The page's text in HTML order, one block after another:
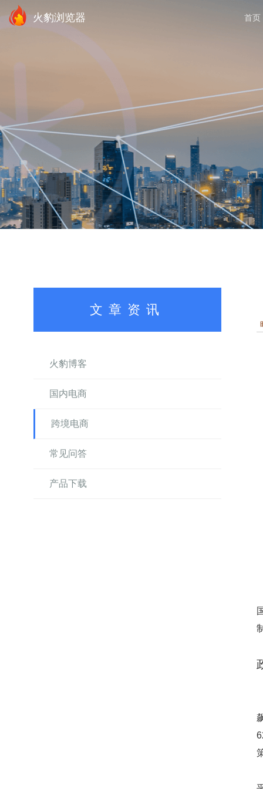
火豹浏览器 首页
文章资讯
火豹博客
国内电商
跨境电商
常见问答
产品下载